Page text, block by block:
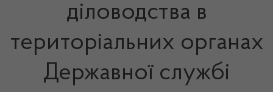
діловодства в
територіальних органах
Державної службі